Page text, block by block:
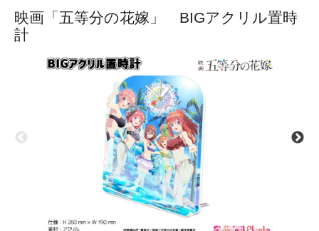
映画「五等分の花嫁」 BIGアクリル置時
計